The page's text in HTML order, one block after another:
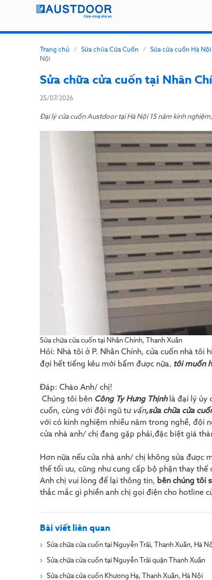
Trang chủ / Sửa chữa Cửa Cuốn / Sửa cửa cuốn Hà Nội
Nội
Sửa chữa cửa cuốn tại Nhân
25/07/2026
Đại lý cửa cuốn Austdoor tại Hà Nội 15 năm kinh
Sửa chữa cửa cuốn tại Nhân Chính, Thanh Xuân
Hỏi: Nhà tôi ở P. Nhân Chính, cửa cuốn nhà
đợi hết tiếng kêu mới bấm được nữa, tôi muốn
Đáp: Chào Anh/ chị!
Chúng tôi bên Công Ty Hưng Thịnhlà đại lý ủy
cuốn, cùng với đội ngũ tư vấn,sửa chữa cửa
với có kinh nghiệm nhiều năm trong nghề, đội
cửa nhà anh/ chị đang gặp phải,đặc biệt giá
Hơn nữa nếu cửa nhà anh/ chị không sửa được
thế tối ưu, cũng như cung cấp bộ phận thay
Anh chị vui lòng để lại thông tin, bên chúng tôi
thắc mắc gì phiền anh chị gọi điện cho hotline
Bài viết liên quan
Sửa chữa cửa cuốn tại Nguyễn Trãi, Thanh Xuân, Hà
Sửa chữa cửa cuốn tại Nguyễn Trãi quận Thanh Xuân
Sửa chữa cửa cuốn Khương Hạ, Thanh Xuân, Hà Nội